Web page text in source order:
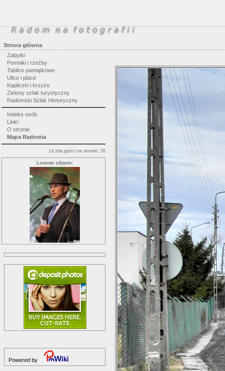
Strona główna
Zabytki
Pomniki i rzeźby
Tablice pamiątkowe
Ulice i place
Kapliczki i krzyże
Zielony szlak turystyczny
Radomski Szlak Historyczny
Indeks osób
Linki
O stronie
Mapa Radomia
Liczba gości na stronie: 35
Losowe zdjęcie:
Powered by